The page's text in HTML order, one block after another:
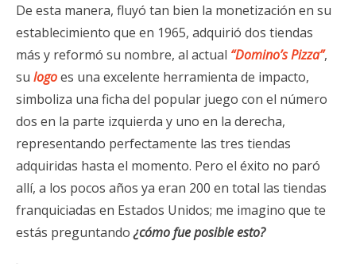
De esta manera, fluyó tan bien la monetización en su
establecimiento que en 1965, adquirió dos tiendas
más y reformó su nombre, al actual “Domino’s Pizza”,
su logoes una excelente herramienta de impacto,
simboliza una ficha del popular juego con el número
dos en la parte izquierda y uno en la derecha,
representando perfectamente las tres tiendas
adquiridas hasta el momento. Pero el éxito no paró
allí, a los pocos años ya eran 200 en total las tiendas
franquiciadas en Estados Unidos; me imagino que te
estás preguntando¿cómo fue posible esto?